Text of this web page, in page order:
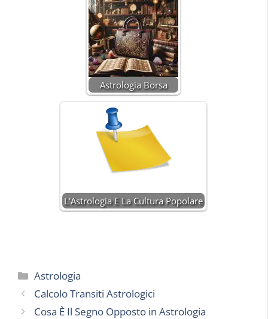
Astrologia Borsa
L'Astrologia E La Cultura Popolare
Categorie
Astrologia
Calcolo Transiti Astrologici
Cosa È Il Segno Opposto in Astrologia